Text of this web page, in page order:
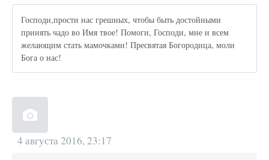
Господи,прости нас грешных, чтобы быть достойными
принять чадо во Имя твое! Помоги, Господи, мне и всем
желающим стать мамочками! Пресвятая Богородица, моли
Бога о нас!
4 августа 2016, 23:17